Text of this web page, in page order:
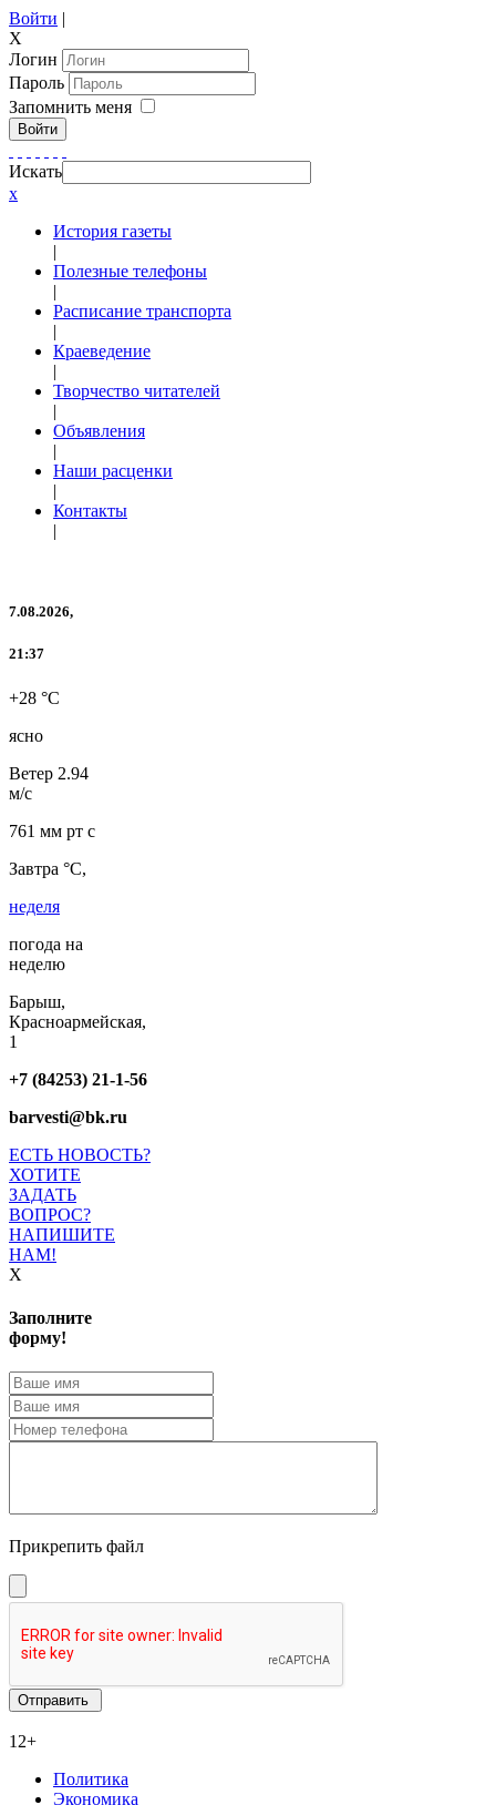
Войти |
X
Логин
Пароль
Запомнить меня
Войти
Искать
x
История газеты
|
Полезные телефоны
|
Расписание транспорта
|
Краеведение
|
Творчество читателей
|
Объявления
|
Наши расценки
|
Контакты
|
7.08.2026,
21:37
+28 °C
ясно
Ветер 2.94
м/с
761 мм рт с
Завтра °C,
неделя
погода на
неделю
Барыш,
Красноармейская,
1
+7 (84253) 21-1-56
barvesti@bk.ru
ЕСТЬ НОВОСТЬ?
ХОТИТЕ
ЗАДАТЬ
ВОПРОС?
НАПИШИТЕ
НАМ!
X
Заполните
форму!
Прикрепить файл
12+
Политика
Экономика